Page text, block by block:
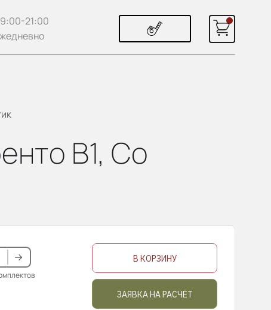
21:00
В1, Со
В КОРЗИНУ
ЗАЯВКА НА РАСЧЁТ